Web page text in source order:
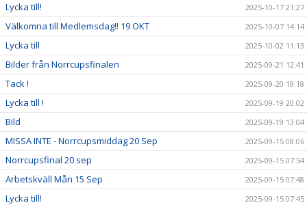
Lycka till! 2025-10-17 21:27
Välkomna till Medlemsdag!! 19 OKT 2025-10-07 14:14
Lycka till 2025-10-02 11:13
Bilder från Norrcupsfinalen 2025-09-21 12:41
Tack ! 2025-09-20 19:18
Lycka till ! 2025-09-19 20:02
Bild 2025-09-19 13:04
MISSA INTE - Norrcupsmiddag 20 Sep 2025-09-15 08:06
Norrcupsfinal 20 sep 2025-09-15 07:54
Arbetskväll Mån 15 Sep 2025-09-15 07:48
Lycka till! 2025-09-15 07:45